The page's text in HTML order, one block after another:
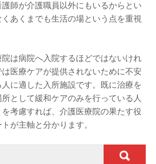
師が介護職員以外にもいるからとい
あくまでも生活の場という点を重視
は病院へ入院するほどではないけれ
医療ケアが提供されないために不安
に適した入所施設です。既に治療を
として緩和ケアのみを行っている人
考慮すれば、介護医療院の果たす役
が主軸と分かります。